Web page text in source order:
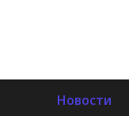
Новости